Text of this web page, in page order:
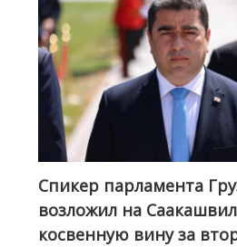
Спикер парламента
возложил на
косвенную вину за